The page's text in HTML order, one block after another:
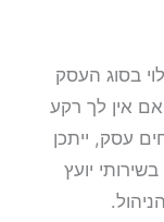
בסוג העסק
אין לך רקע
עסק, ייתכן
יועץ